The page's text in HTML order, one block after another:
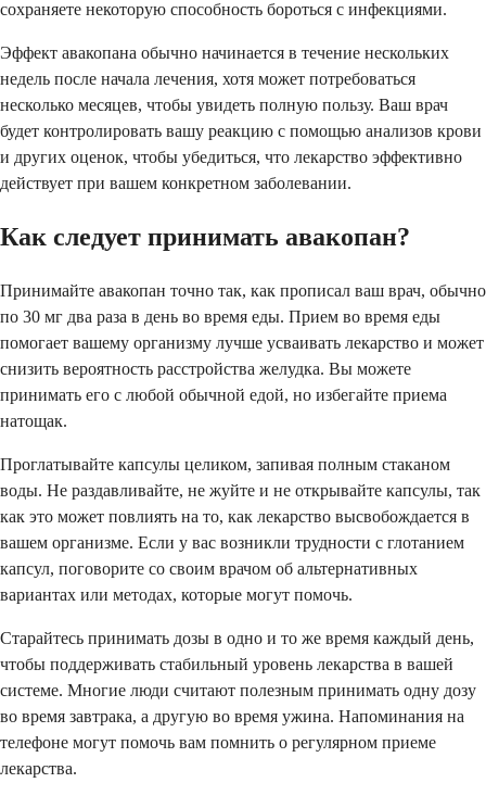
сохраняете некоторую способность бороться с инфекциями.
Эффект авакопана обычно начинается в течение нескольких
недель после начала лечения, хотя может потребоваться
несколько месяцев, чтобы увидеть полную пользу. Ваш врач
будет контролировать вашу реакцию с помощью анализов крови
и других оценок, чтобы убедиться, что лекарство эффективно
действует при вашем конкретном заболевании.
Как следует принимать авакопан?
Принимайте авакопан точно так, как прописал ваш врач, обычно
по 30 мг два раза в день во время еды. Прием во время еды
помогает вашему организму лучше усваивать лекарство и может
снизить вероятность расстройства желудка. Вы можете
принимать его с любой обычной едой, но избегайте приема
натощак.
Проглатывайте капсулы целиком, запивая полным стаканом
воды. Не раздавливайте, не жуйте и не открывайте капсулы, так
как это может повлиять на то, как лекарство высвобождается в
вашем организме. Если у вас возникли трудности с глотанием
капсул, поговорите со своим врачом об альтернативных
вариантах или методах, которые могут помочь.
Старайтесь принимать дозы в одно и то же время каждый день,
чтобы поддерживать стабильный уровень лекарства в вашей
системе. Многие люди считают полезным принимать одну дозу
во время завтрака, а другую во время ужина. Напоминания на
телефоне могут помочь вам помнить о регулярном приеме
лекарства.